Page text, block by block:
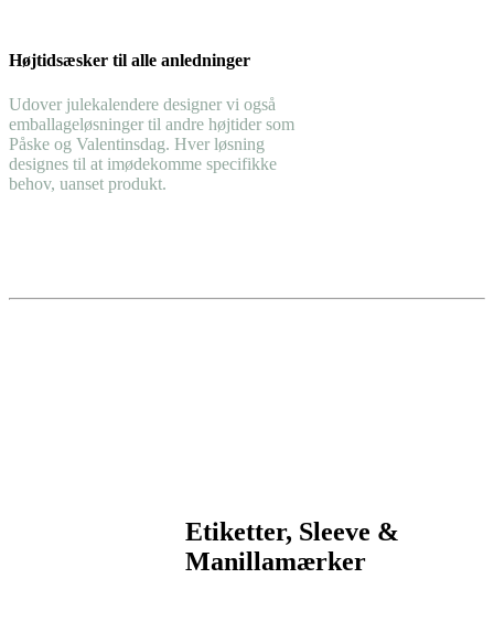
Højtidsæsker til alle anledninger
Udover julekalendere designer vi også
emballageløsninger til andre højtider som
Påske og Valentinsdag. Hver løsning
designes til at imødekomme specifikke
behov, uanset produkt.
Etiketter, Sleeve &
Manillamærker